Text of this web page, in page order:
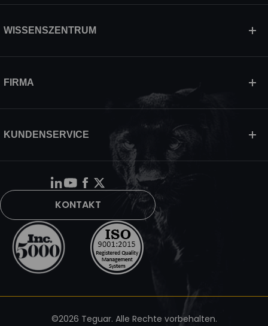
WISSENSZENTRUM
FIRMA
KUNDENSERVICE
KONTAKT
©2026 Teguar. Alle Rechte vorbehalten.